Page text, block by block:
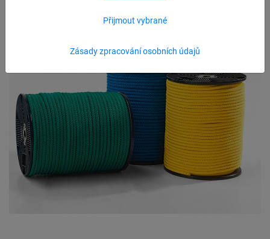
Zásady zpracování osobních údajů
Přijmout vybrané